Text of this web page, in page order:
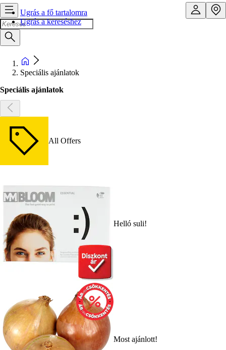
Ugrás a fő tartalomra
Ugrás a kereséshez
Speciális ajánlatok
Speciális ajánlatok
All Offers
Helló suli!
Most ajánlott!